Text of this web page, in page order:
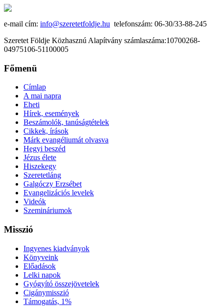
e-mail cím: info@szeretetfoldje.hu telefonszám: 06-30/33-88-245
Szeretet Földje Közhasznú Alapítvány számlaszáma:10700268-
04975106-51100005
Főmenü
Címlap
A mai napra
Eheti
Hírek, események
Beszámolók, tanúságtételek
Cikkek, írások
Márk evangéliumát olvasva
Hegyi beszéd
Jézus élete
Hiszekegy
Szeretetláng
Galgóczy Erzsébet
Evangelizációs levelek
Videók
Szemináriumok
Misszió
Ingyenes kiadványok
Könyveink
Előadások
Lelki napok
Gyógyító összejövetelek
Cigánymisszió
Támogatás, 1%